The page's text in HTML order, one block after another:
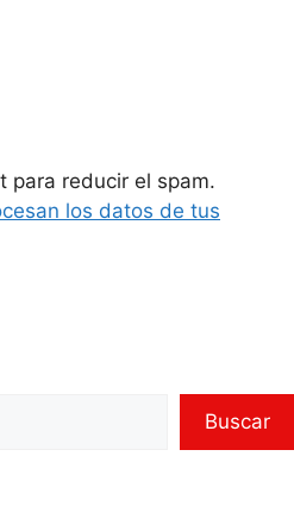
para reducir el spam.
los datos de tus
Buscar